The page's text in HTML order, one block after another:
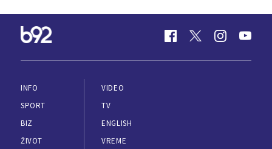
INFO
SPORT
BIZ
ŽIVOT
VIDEO
TV
ENGLISH
VREME